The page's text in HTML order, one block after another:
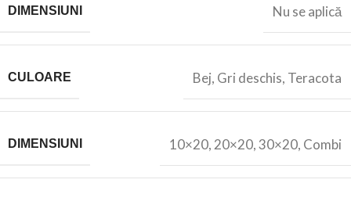
DIMENSIUNI Nu se aplică
CULOARE Bej, Gri deschis, Teracota
DIMENSIUNI 10×20, 20×20,30×20, Combi